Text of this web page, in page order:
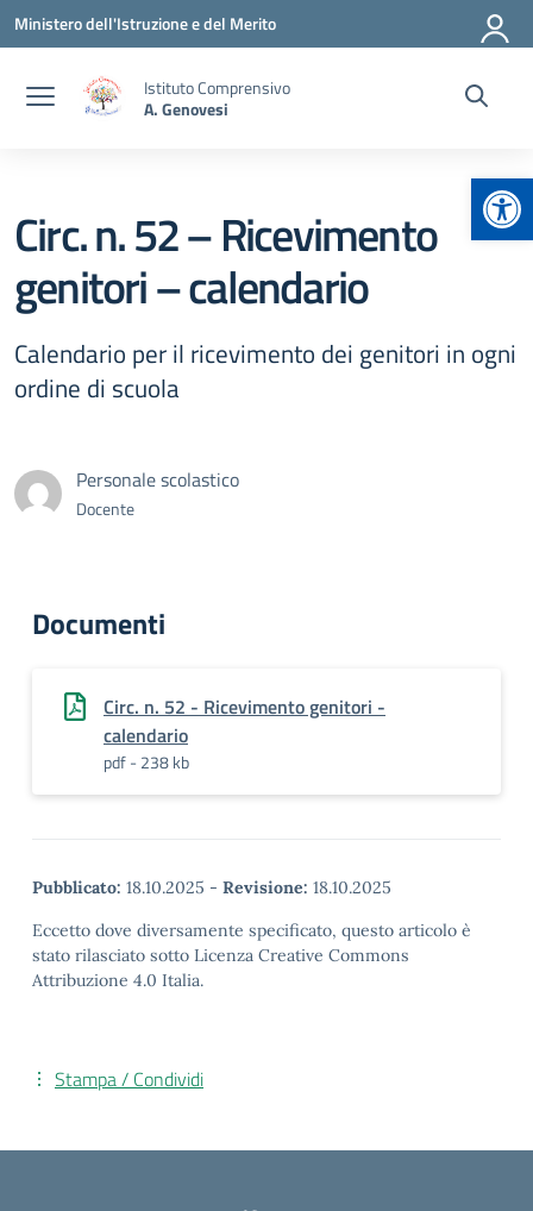
Vai ai contenuti
Vai al menu di navigazione
Vai al footer
Ministero dell'Istruzione e del Merito
Istituto Comprensivo
A. Genovesi
Circ. n. 52 – Ricevimento
genitori – calendario
Calendario per il ricevimento dei genitori in ogni
ordine di scuola
Personale scolastico
Docente
Documenti
Circ. n. 52 - Ricevimento genitori -
calendario
pdf - 238 kb
Pubblicato: 18.10.2025 - Revisione: 18.10.2025
Eccetto dove diversamente specificato, questo articolo è
stato rilasciato sotto Licenza Creative Commons
Attribuzione 4.0 Italia.
Stampa / Condividi